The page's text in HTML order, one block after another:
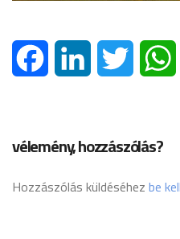
FacebookLinkedIn Twitter
vélemény, hozzászólás?
Hozzászólás küldéséhezbe